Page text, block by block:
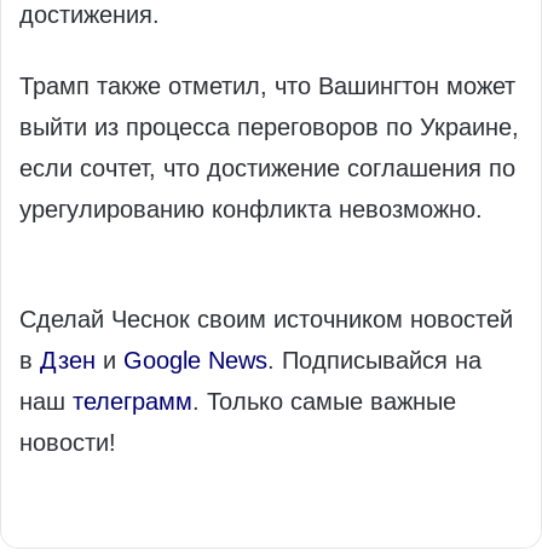
достижения.
Трамп также отметил, что Вашингтон может
выйти из процесса переговоров по Украине,
если сочтет, что достижение соглашения по
урегулированию конфликта невозможно.
Сделай Чеснок своим источником новостей
в Дзен и Google News. Подписывайся на
наш телеграмм. Только самые важные
новости!